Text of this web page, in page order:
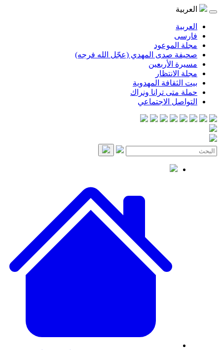
المهدي (عجّل الله فرجه)
المهدوية
ترانا ونراك
الاجتماعي